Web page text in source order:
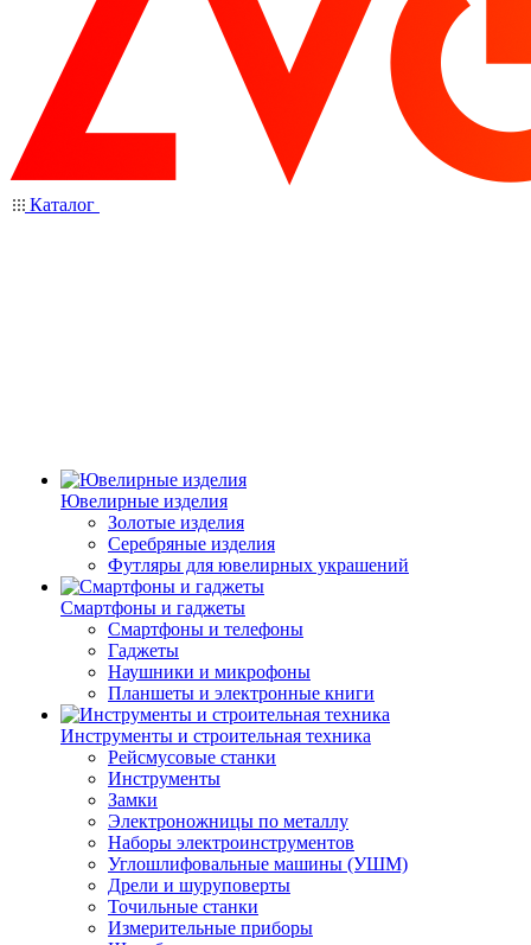
Каталог
Ювелирные изделия
Золотые изделия
Серебряные изделия
Футляры для ювелирных украшений
Смартфоны и гаджеты
Смартфоны и телефоны
Гаджеты
Наушники и микрофоны
Планшеты и электронные книги
Инструменты и строительная техника
Рейсмусовые станки
Инструменты
Замки
Электроножницы по металлу
Наборы электроинструментов
Углошлифовальные машины (УШМ)
Дрели и шуруповерты
Точильные станки
Измерительные приборы